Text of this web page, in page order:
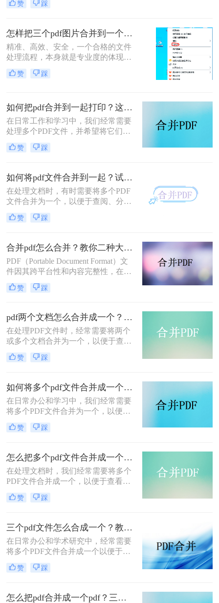
件处理是每个职场人和内容创作者的
琐、安全隐患——这些痛点几乎每天
都在消耗我们的时间和耐心。
赞 踩
怎样把三个pdf图片合并到一个文件？三招搞定，职场效率飙升秘籍！
精准、高效、安全，一个合格的文件
处理流程，本身就是专业度的体现。
在信息爆炸的职场，我们每天都要与
海量文档打交道。你是否也经常遇到
PDF，或是三份散乱的报告图表
PDF，急需你整理成一个规整的文件
进行提交或归档？
赞 踩
如何把pdf合并到一起打印？这4种合并方法了解一下！
在日常工作和学习中，我们经常需要
处理多个PDF文件，并希望将它们合
并成一个文件进行打印，以便于管理
和节省纸张。那么如何把pdf合并到一
合并PDF文件并打印，每种方法都附
有简介。
赞 踩
如何将pdf文件合并到一起？试试这二个合并方法！
在处理文档时，有时需要将多个PDF
文件合并为一个，以便于查阅、分享
或存储。那么如何将pdf文件合并到一
起呢？本文将介绍两种合并PDF文件
赞 踩
合并pdf怎么合并？教你二种大家都在用的合并方法！
PDF（Portable Document Format）文
件因其跨平台性和内容完整性，在日
常办公和学习中得到了广泛应用。有
时，我们需要将多个PDF文件合并为
么合并pdf怎么合并呢？本文将介绍两
种常见的PDF合并方法。
赞 踩
pdf两个文档怎么合并成一个？这4种合并方法快来看看！
在处理PDF文件时，经常需要将两个
或多个文档合并为一个，以便于查
阅、分享或存档。那么pdf两个文档怎
么合并成一个呢？本文将介绍四种常
赞 踩
如何将多个pdf文件合并成一个？这3种方法轻松合并文件！
在日常办公和学习中，我们经常需要
将多个PDF文件合并为一个，以便于
分享、存储和管理。那么如何将多个
pdf文件合并成一个呢？本文将介绍四
法，帮助您轻松完成PDF文件的合并
任务。
赞 踩
怎么把多个pdf文件合并成一个？试试看这二种转换方式！
在处理文档时，我们经常需要将多个
PDF文件合并成一个，以便于查看、
传输和存档。那么怎么把多个pdf文件
合并成一个呢？本文将介绍两种常用
PDF合并任务。
赞 踩
三个pdf文件怎么合成一个？教你4种大家都在用方法！
在日常办公和学术研究中，经常需要
将多个PDF文件合并成一个以便于管
理和分享。那么三个pdf文件怎么合成
一个呢？本文将介绍四种将三个PDF
赞 踩
怎么把pdf合并成一个pdf？三种方法教你快速合并pdf！